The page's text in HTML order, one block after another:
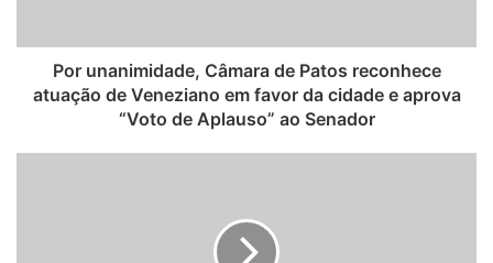
Por unanimidade, Câmara de Patos reconhece
atuação de Veneziano em favor da cidade e aprova
“Voto de Aplauso” ao Senador